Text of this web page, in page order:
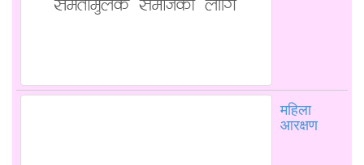
महिला
आरक्षण